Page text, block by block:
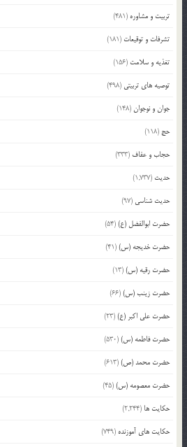
تربیت و مشاوره (481)
تشرفات و توقیعات (181)
تغذیه و سلامت (156)
توصیه های تربیتی (498)
جوان و نوجوان(148)
حج (118)
حجاب و عفاف (333)
حدیث (1,737)
حدیث شناسی (97)
حضرت ابوالفضل (ع)(54)
حضرت خدیجه (س)(41)
حضرت رقیه (س)(13)
حضرت زینب (س)(66)
حضرت علی اکبر (ع)(23)
حضرت فاطمه (س)(530)
حضرت محمد (ص)(613)
حضرت معصومه (س)(45)
حکایت ها (2,244)
حکایت های آموزنده (749)